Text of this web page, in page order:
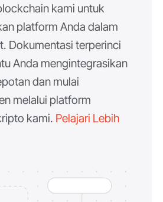
kami untuk
platform Anda dalam
Dokumentasi terperinci
Anda mengintegrasikan
dan mulai
melalui platform
kami. Pelajari Lebih